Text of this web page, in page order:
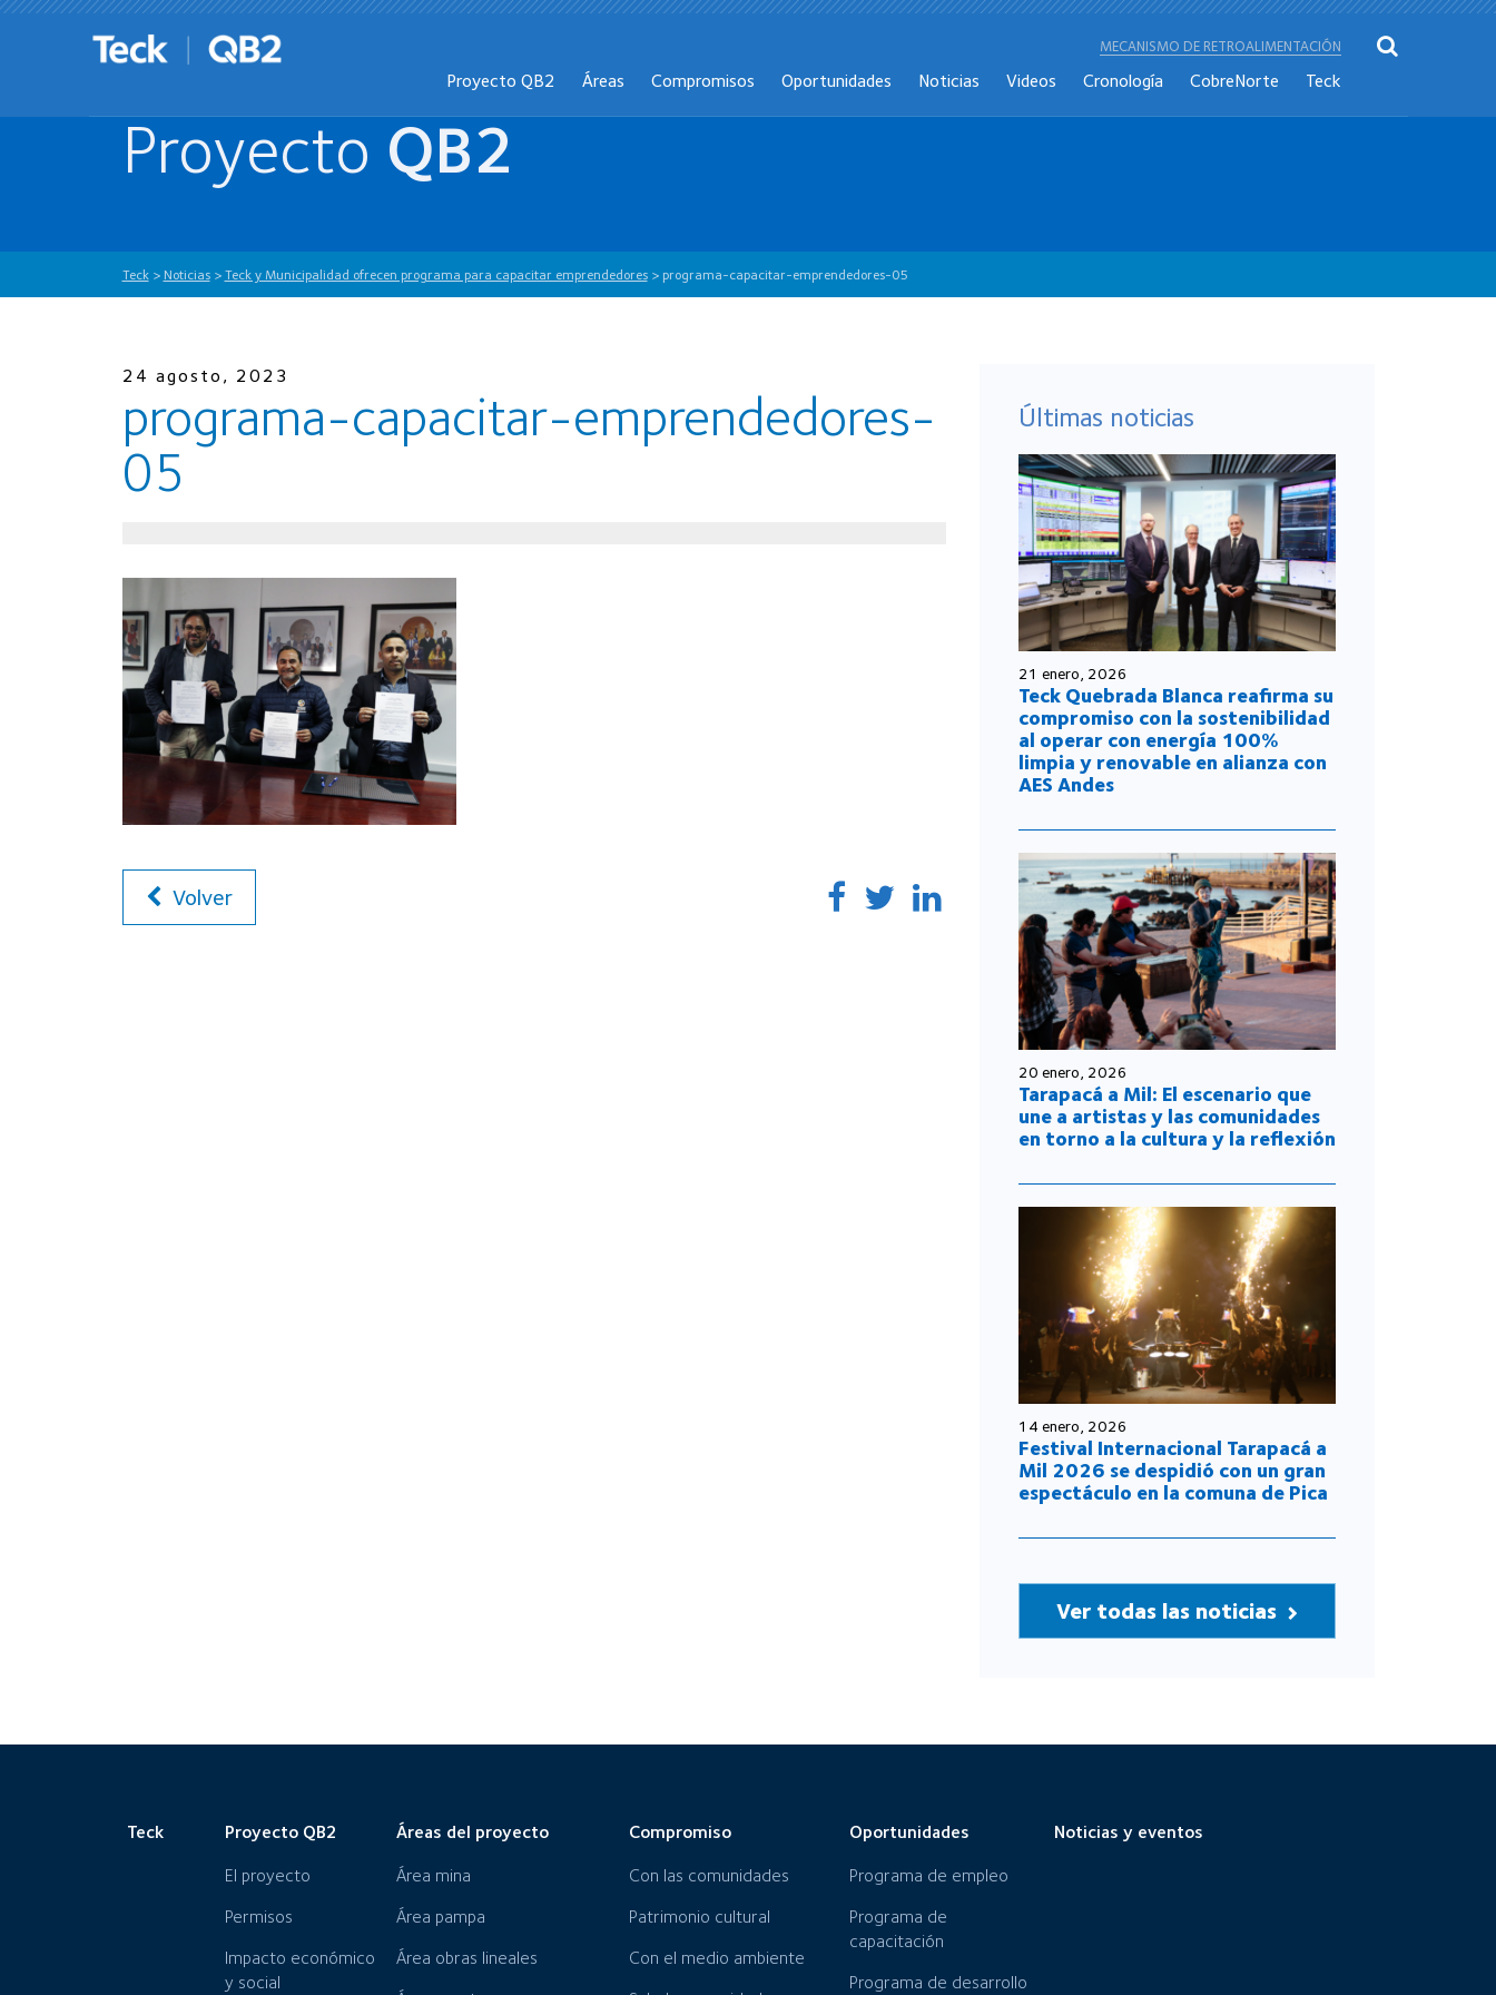
MECANISMO DE RETROALIMENTACIÓN
Proyecto QB2 Áreas Compromisos Oportunidades Noticias Videos Cronología CobreNorte Teck
Proyecto QB2
Teck> Noticias> Teck y Municipalidad ofrecen programa para capacitar emprendedores> programa-capacitar-emprendedores-05
24 agosto, 2023
programa-capacitar-emprendedores-
05
Volver
Últimas noticias
21 enero, 2026
Teck Quebrada Blanca reafirma su
compromiso con la sostenibilidad
al operar con energía 100%
limpia y renovable en alianza con
AES Andes
20 enero, 2026
Tarapacá a Mil: El escenario que
une a artistas y las comunidades
en torno a la cultura y la reflexión
14 enero, 2026
Festival Internacional Tarapacá a
Mil 2026 se despidió con un gran
espectáculo en la comuna de Pica
Ver todas las noticias
Teck Proyecto QB2
El proyecto
Permisos
Impacto económico
y social
Áreas del proyecto
Área mina
Área pampa
Área obras lineales
Compromiso
Con las comunidades
Patrimonio cultural
Con el medio ambiente
Oportunidades
Programa de empleo
Programa de
capacitación
Programa de desarrollo
Noticias y eventos